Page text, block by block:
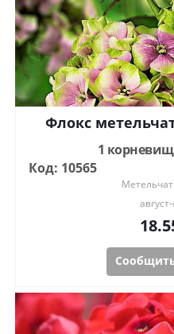
Флокс
1
Код: 10565